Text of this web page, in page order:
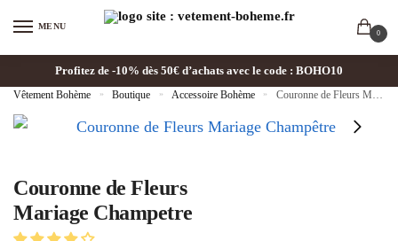
MENU
0
Profitez de -10% dès 50€ d’achats avec le code : BOHO10
Vêtement Bohème » Boutique » Accessoire Bohème » Couronne de Fleurs Mariage Champetre
Couronne de Fleurs
Mariage Champetre